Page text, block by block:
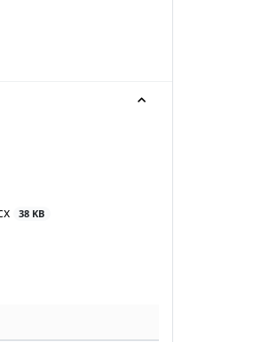
38 KB